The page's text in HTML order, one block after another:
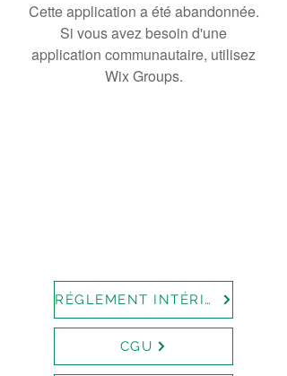
Cette application a été abandonnée.
Si vous avez besoin d'une
application communautaire, utilisez
Wix Groups.
RÉGLEMENT INTÉRIEUR
CGU